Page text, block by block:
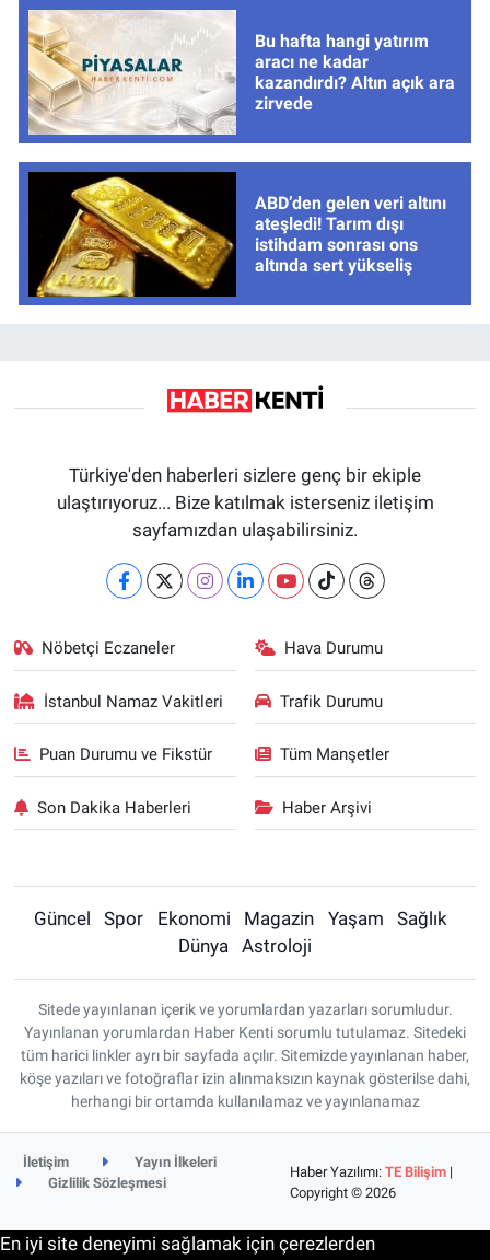
Bu hafta hangi yatırım
aracı ne kadar
kazandırdı? Altın açık ara
zirvede
ABD’den gelen veri altını
ateşledi! Tarım dışı
istihdam sonrası ons
altında sert yükseliş
Türkiye'den haberleri sizlere genç bir ekiple
ulaştırıyoruz... Bize katılmak isterseniz iletişim
sayfamızdan ulaşabilirsiniz.
Nöbetçi Eczaneler Hava Durumu
İstanbul Namaz Vakitleri Trafik Durumu
Puan Durumu ve Fikstür Tüm Manşetler
Son Dakika Haberleri Haber Arşivi
Güncel Spor Ekonomi Magazin Yaşam
Sağlık
Dünya
Astroloji
Sitede yayınlanan içerik ve yorumlardan yazarları sorumludur.
Yayınlanan yorumlardan Haber Kenti sorumlu tutulamaz. Sitedeki
tüm harici linkler ayrı bir sayfada açılır. Sitemizde yayınlanan haber,
köşe yazıları ve fotoğraflar izin alınmaksızın kaynak gösterilse dahi,
herhangi bir ortamda kullanılamaz ve yayınlanamaz
İletişim
Yayın İlkeleri
Gizlilik Sözleşmesi
Haber Yazılımı:TE Bilişim |
Copyright © 2026
En iyi site deneyimi sağlamak için çerezlerden